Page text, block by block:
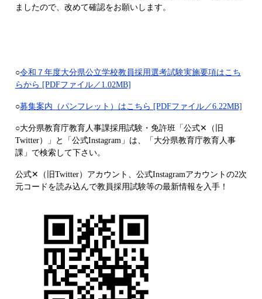
ましたので、改めて確認をお願いします。
○令和７年度大分県公立学校教員採用選考試験実施要項はこち
らから [PDFファイル／1.02MB]
○募集案内（パンフレット）はこちら [PDFファイル／6.22MB]
○大分県教育庁教育人事課採用試験・免許班「公式✕（旧
Twitter）」と「公式Instagram」は、「大分県教育庁教育人事
課」で検索して下さい。
公式✕（旧Twitter）アカウント、公式Instagramアカウントの2次
元コードを読み込んで教員採用試験等の最新情報を入手！